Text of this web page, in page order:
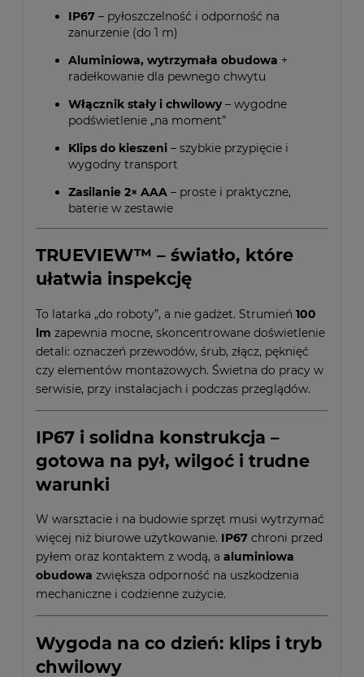
IP67 – pyłoszczelność i odporność na
zanurzenie (do 1 m)
Aluminiowa, wytrzymała obudowa +
radełkowanie dla pewnego chwytu
Włącznik stały i chwilowy– wygodne
podświetlenie „na moment”
Klips do kieszeni – szybkie przypięcie i
wygodny transport
Zasilanie 2× AAA – proste i praktyczne,
baterie w zestawie
TRUEVIEW™ – światło, które
ułatwia inspekcję
To latarka „do roboty”, a nie gadżet. Strumień 100
lm zapewnia mocne, skoncentrowane doświetlenie
detali: oznaczeń przewodów, śrub, złącz, pęknięć
czy elementów montażowych. Świetna do pracy w
serwisie, przy instalacjach i podczas przeglądów.
IP67 i solidna konstrukcja –
gotowa na pył, wilgoć i trudne
warunki
W warsztacie i na budowie sprzęt musi wytrzymać
więcej niż biurowe użytkowanie. IP67 chroni przed
pyłem oraz kontaktem z wodą, a aluminiowa
obudowa zwiększa odporność na uszkodzenia
mechaniczne i codzienne zużycie.
Wygoda na co dzień: klips i tryb
chwilowy